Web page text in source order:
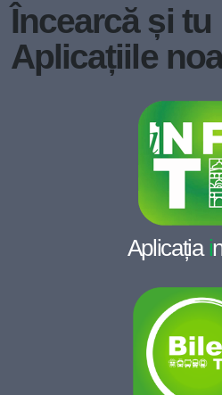
Încearcă și tu
Aplicațiile
Aplicația i